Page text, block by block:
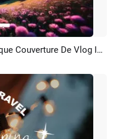
Créer IA Guide De Voyage Nature Magnifique Couverture De Vlog Intro De Chaîne Youtube